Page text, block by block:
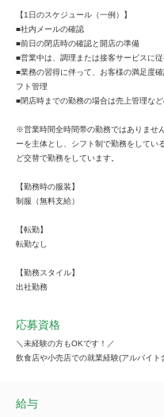
【1日のスケジュール（一例）】
■社内メールの確認
■前日の閉店時の確認と開店の準備
■営業中は、調理または接客サービスに
■業務の習得に伴って、お客様の満足度
フト管理
■閉店時までの勤務の場合は売上管理な
※営業時間全時間帯の勤務ではありませ
ーを主体とし、シフト制で勤務をしてい
ど交替で勤務をしています。
【勤務時の服装】
制服（無料支給）
【転勤】
転勤なし
【勤務スタイル】
出社勤務
応募資格
＼未経験の方もOKです！／
飲食店や小売店での就業経験(アルバイト
給与